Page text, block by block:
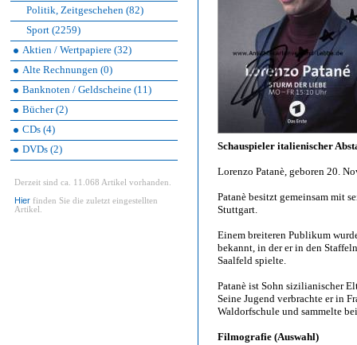
Politik, Zeitgeschehen (82)
Sport (2259)
Aktien / Wertpapiere (32)
Alte Rechnungen (0)
Banknoten / Geldscheine (11)
Bücher (2)
CDs (4)
DVDs (2)
Derzeit sind ca. 11.068 Artikel vorhanden.
Hier finden Sie die zuletzt eingestellten
Artikel.
Schauspieler italienischer
Lorenzo Patanè, geboren 20.
Patanè besitzt gemeinsam mit
Stuttgart.
Einem breiteren Publikum
bekannt, in der er in den
Saalfeld spielte.
Patanè ist Sohn sizilianischer
Seine Jugend verbrachte er in
Waldorfschule und sammelte
Filmografie (Auswahl)